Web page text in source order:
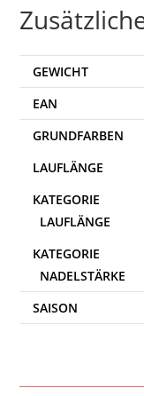
GEWICHT
EAN
SAISON